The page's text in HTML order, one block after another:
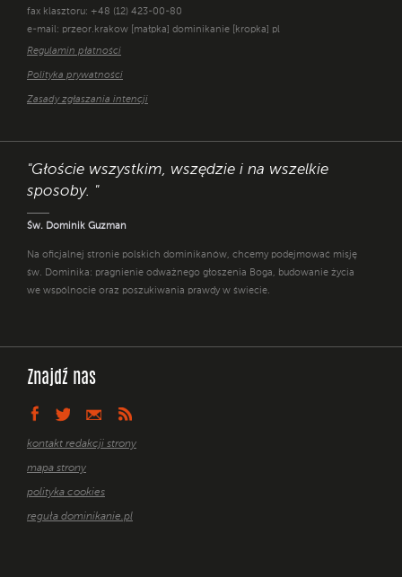
fax klasztoru: +48 (12) 423-00-80
e-mail: przeor.krakow [małpka] dominikanie [kropka] pl
Regulamin płatności
Polityka prywatności
Zasady zgłaszania intencji
"Głoście wszystkim, wszędzie i na wszelkie
sposoby. "
Św. Dominik Guzman
Na oficjalnej stronie polskich dominikanów, chcemy podejmować misję
św. Dominika: pragnienie odważnego głoszenia Boga, budowanie życia
we wspólnocie oraz poszukiwania prawdy w świecie.
Znajdź nas
kontakt redakcji strony
mapa strony
polityka cookies
reguła dominikanie.pl